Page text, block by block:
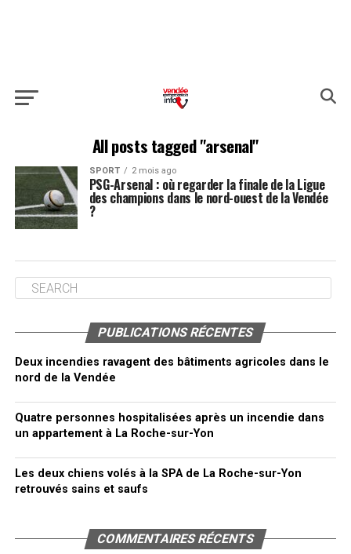
All posts tagged "arsenal"
SPORT 2 mois ago
PSG-Arsenal : où regarder la finale de la Ligue
des champions dans le nord-ouest de la Vendée
?
PUBLICATIONS RÉCENTES
Deux incendies ravagent des bâtiments agricoles dans le
nord de la Vendée
Quatre personnes hospitalisées après un incendie dans
un appartement à La Roche-sur-Yon
Les deux chiens volés à la SPA de La Roche-sur-Yon
retrouvés sains et saufs
COMMENTAIRES RÉCENTS